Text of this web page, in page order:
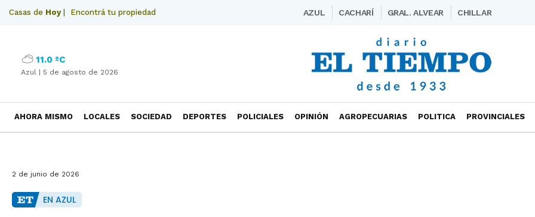
Casas de Hoy| Encontrá tu propiedad AZUL CACHARÍ GRAL. ALVEAR CHILLAR
11.0 ºC
Azul | 5 de agosto de 2026
AHORA MISMO LOCALES SOCIEDAD DEPORTES POLICIALES OPINIÓN AGROPECUARIAS POLITICA PROVINCIALES
2 de junio de 2026
EN AZUL